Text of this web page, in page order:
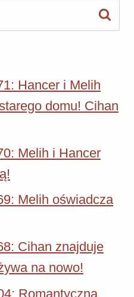
Hancer i Melih
domu! Cihan
Melih i Hancer
Melih oświadcza
Cihan znajduje
na nowo!
Romantyczna